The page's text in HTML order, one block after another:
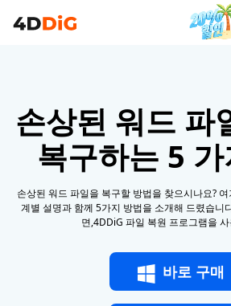
손상된 워드 파
복구하는 5
손상된 워드 파일을 복구할 방법을 찾으시나요?
계별 설명과 함께 5가지 방법을 소개해 드렸습니
면,4DDiG 파일 복원 프로그램을
바로 구매